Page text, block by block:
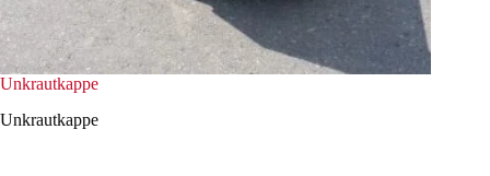
Unkrautkappe
Unkrautkappe